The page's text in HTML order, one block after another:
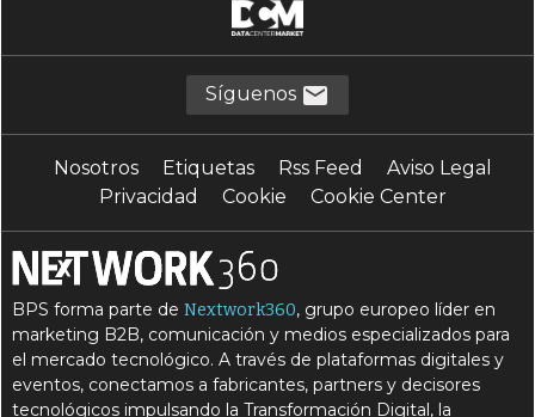
data centers perimetrales
datas centers E Edge
internet de las cosas I IoT
S seguridad S streaming
Síguenos
Nosotros Etiquetas Rss Feed
Aviso Legal
Privacidad
Cookie Cookie Center
BPS forma parte deNextwork360, grupo europeo líder en
marketing B2B, comunicación y medios especializados para
el mercado tecnológico. A través de plataformas digitales y
eventos, conectamos a fabricantes, partners y decisores
tecnológicos impulsando la Transformación Digital, la